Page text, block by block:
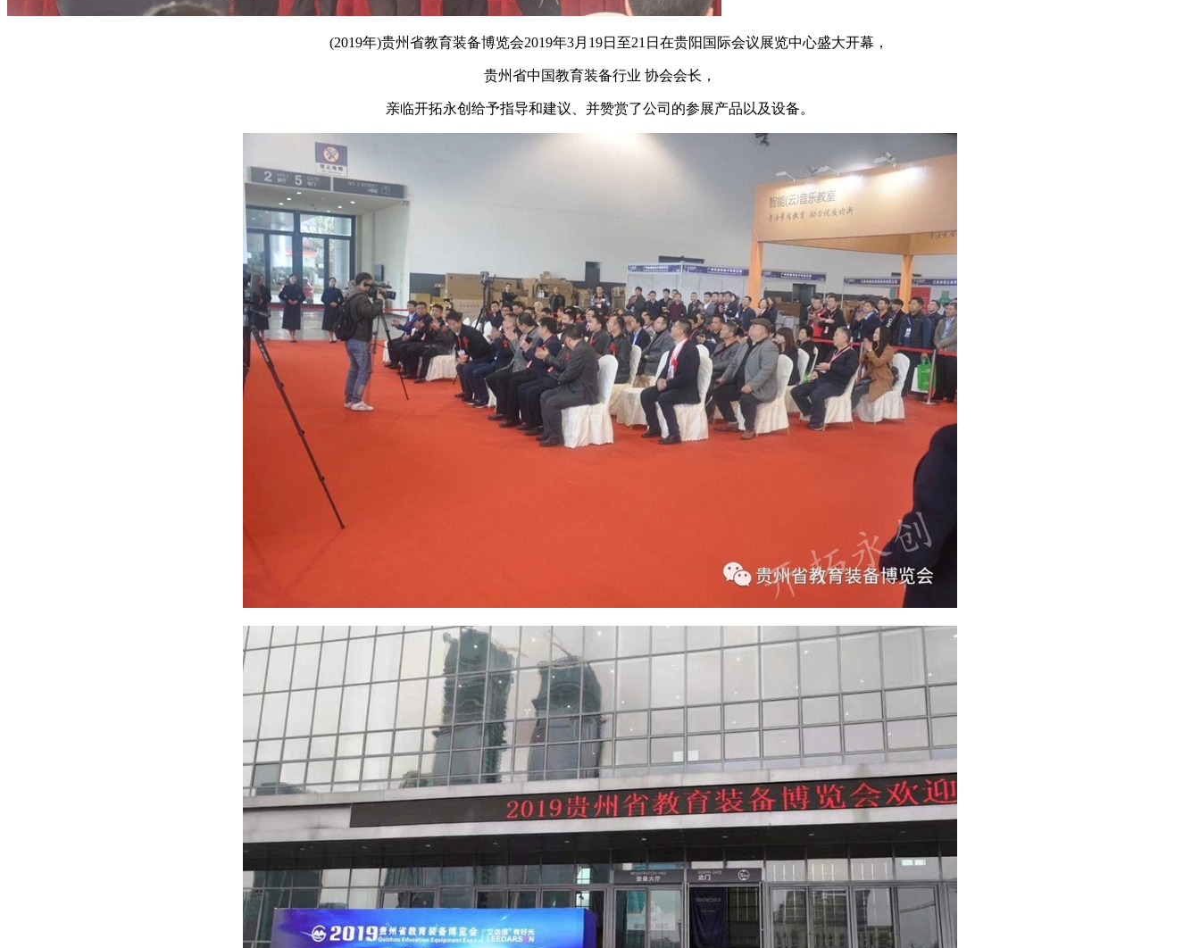
(2019年)贵州省教育装备博览会2019年3月19日至21日在贵阳国际会议展览中心盛大开幕，
贵州省中国教育装备行业 协会会长，
亲临开拓永创给予指导和建议、并赞赏了公司的参展产品以及设备。